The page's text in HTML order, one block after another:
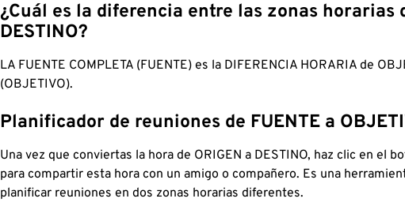
¿Cuál es la diferencia entre las zonas horarias
DESTINO?
LA FUENTE COMPLETA (FUENTE) es la DIFERENCIA HORARIA de
(OBJETIVO).
Planificador de reuniones de FUENTE a
Una vez que conviertas la hora de ORIGEN a DESTINO, haz clic en el
para compartir esta hora con un amigo o compañero. Es una
planificar reuniones en dos zonas horarias diferentes.